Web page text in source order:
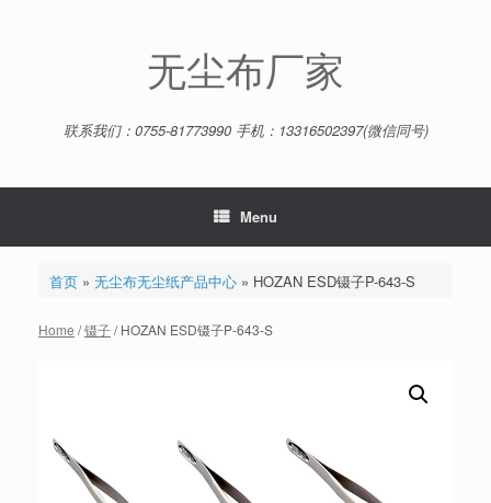
无尘布厂家
联系我们：0755-81773990 手机：13316502397(微信同号)
Menu
首页» 无尘布无尘纸产品中心» HOZAN ESD镊子P-643-S
Home /镊子/ HOZAN ESD镊子P-643-S